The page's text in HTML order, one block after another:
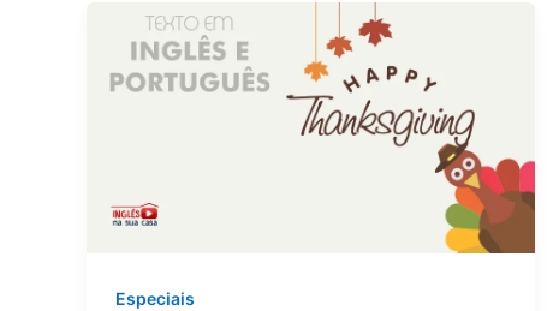
Especiais